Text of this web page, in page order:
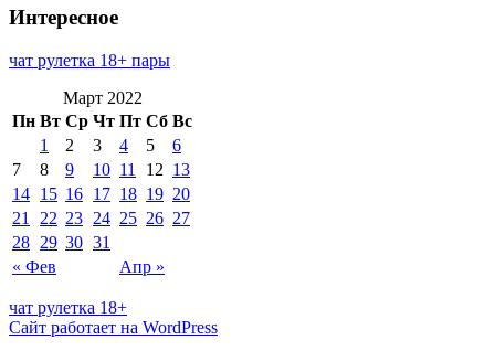
Интересное
чат рулетка 18+ пары
Март 2022
Пн Вт Ср Чт Пт Сб Вс
« Фев Апр »
1 2 3 4 5
6
7
8 9 10 11 12 13
14 15 16 17 18 19 20
21
22 23 24 25 26 27
28 29 30 31
чат рулетка 18+
Сайт работает на WordPress